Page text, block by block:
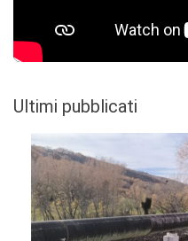
Ultimi pubblicati